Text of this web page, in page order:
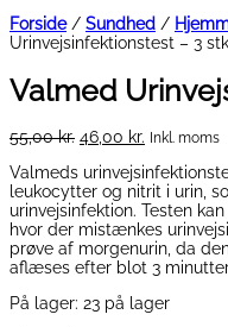
Forside/ Sundhed /
Urinvejsinfektionstest – 3
Valmed
55,00kr. Den
pris
var:
55,00 kr..
46,00 kr. Den
pris
er:
46,00 kr..
Inkl. moms
Valmeds
leukocytter og nitrit i urin,
urinvejsinfektion. Testen
hvor der mistænkes
prøve af morgenurin, da
aflæses efter blot 3
På lager: 23 på lager